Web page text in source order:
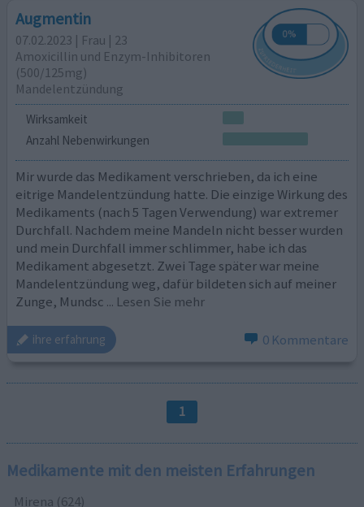
Augmentin
07.02.2023 | Frau | 23
Amoxicillin und Enzym-Inhibitoren
(500/125mg)
Mandelentzündung
Wirksamkeit
Anzahl Nebenwirkungen
Mir wurde das Medikament verschrieben, da ich eine
eitrige Mandelentzündung hatte. Die einzige Wirkung des
Medikaments (nach 5 Tagen Verwendung) war extremer
Durchfall. Nachdem meine Mandeln nicht besser wurden
und mein Durchfall immer schlimmer, habe ich das
Medikament abgesetzt. Zwei Tage später war meine
Mandelentzündung weg, dafür bildeten sich auf meiner
Zunge, Mundsc ... Lesen Sie mehr
ihre erfahrung 0 Kommentare
1
Medikamente mit den meisten Erfahrungen
Mirena (624)